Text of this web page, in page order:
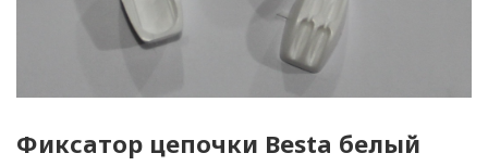
Фиксатор цепочки Besta белый